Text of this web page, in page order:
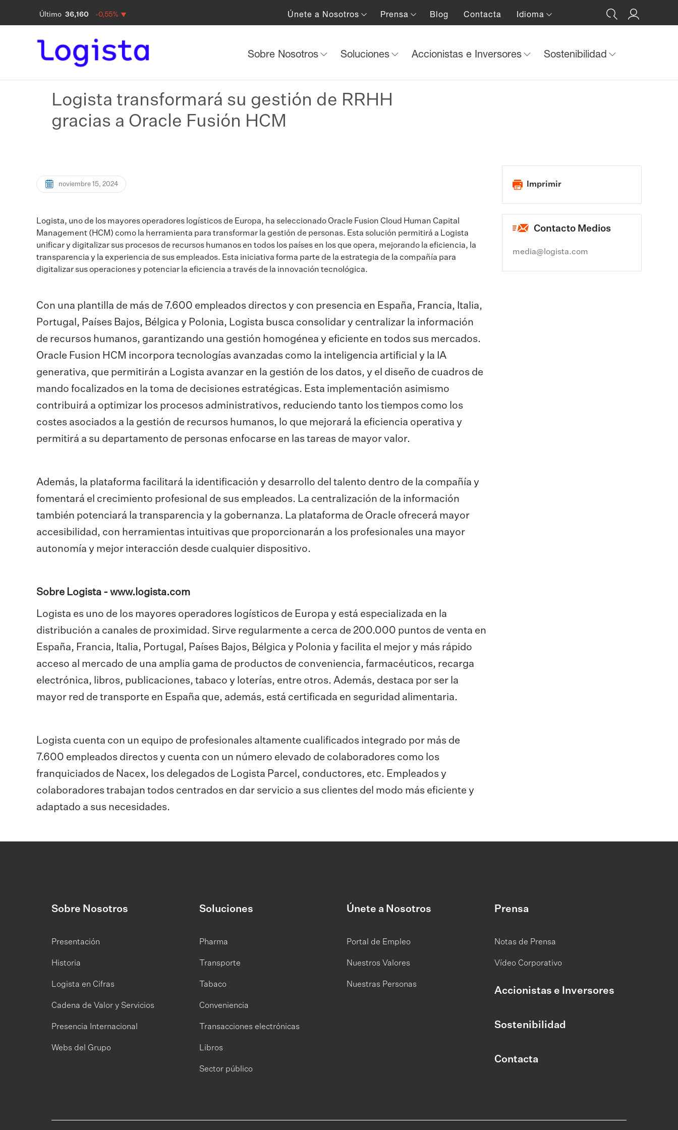
Únete a Nosotros Prensa Blog Contacta Idioma
Sobre Nosotros Soluciones Accionistas e Inversores Sostenibilidad
Logista transformará su gestión de RRHH
gracias a Oracle Fusión HCM
noviembre 15, 2024
Logista, uno de los mayores operadores logísticos de Europa, ha seleccionado Oracle Fusion Cloud Human Capital
Management (HCM) como la herramienta para transformar la gestión de personas. Esta solución permitirá a Logista
unificar y digitalizar sus procesos de recursos humanos en todos los países en los que opera, mejorando la eficiencia, la
transparencia y la experiencia de sus empleados. Esta iniciativa forma parte de la estrategia de la compañía para
digitalizar sus operaciones y potenciar la eficiencia a través de la innovación tecnológica.
Con una plantilla de más de 7.600 empleados directos y con presencia en España, Francia, Italia,
Portugal, Países Bajos, Bélgica y Polonia, Logista busca consolidar y centralizar la información
de recursos humanos, garantizando una gestión homogénea y eficiente en todos sus mercados.
Oracle Fusion HCM incorpora tecnologías avanzadas como la inteligencia artificial y la IA
generativa, que permitirán a Logista avanzar en la gestión de los datos, y el diseño de cuadros de
mando focalizados en la toma de decisiones estratégicas. Esta implementación asimismo
contribuirá a optimizar los procesos administrativos, reduciendo tanto los tiempos como los
costes asociados a la gestión de recursos humanos, lo que mejorará la eficiencia operativa y
permitirá a su departamento de personas enfocarse en las tareas de mayor valor.
Además, la plataforma facilitará la identificación y desarrollo del talento dentro de la compañía y
fomentará el crecimiento profesional de sus empleados. La centralización de la información
también potenciará la transparencia y la gobernanza. La plataforma de Oracle ofrecerá mayor
accesibilidad, con herramientas intuitivas que proporcionarán a los profesionales una mayor
autonomía y mejor interacción desde cualquier dispositivo.
Sobre Logista - www.logista.com
Logista es uno de los mayores operadores logísticos de Europa y está especializada en la
distribución a canales de proximidad. Sirve regularmente a cerca de 200.000 puntos de venta en
España, Francia, Italia, Portugal, Países Bajos, Bélgica y Polonia y facilita el mejor y más rápido
acceso al mercado de una amplia gama de productos de conveniencia, farmacéuticos, recarga
electrónica, libros, publicaciones, tabaco y loterías, entre otros. Además, destaca por ser la
mayor red de transporte en España que, además, está certificada en seguridad alimentaria.
Logista cuenta con un equipo de profesionales altamente cualificados integrado por más de
7.600 empleados directos y cuenta con un número elevado de colaboradores como los
franquiciados de Nacex, los delegados de Logista Parcel, conductores, etc. Empleados y
colaboradores trabajan todos centrados en dar servicio a sus clientes del modo más eficiente y
adaptado a sus necesidades.
Imprimir
Contacto Medios
media@logista.com
Sobre Nosotros
Presentación
Historia
Logista en Cifras
Cadena de Valor y Servicios
Presencia Internacional
Webs del Grupo
Soluciones
Pharma
Transporte
Tabaco
Conveniencia
Transacciones electrónicas
Libros
Sector público
Únete a Nosotros
Portal de Empleo
Nuestros Valores
Nuestras Personas
Prensa
Notas de Prensa
Vídeo Corporativo
Accionistas e Inversores
Sostenibilidad
Contacta